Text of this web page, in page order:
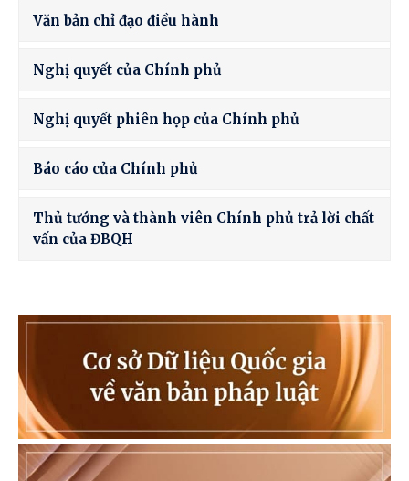
Văn bản chỉ đạo điều hành
Nghị quyết của Chính phủ
Nghị quyết phiên họp của Chính phủ
Báo cáo của Chính phủ
Thủ tướng và thành viên Chính phủ trả lời chất
vấn của ĐBQH